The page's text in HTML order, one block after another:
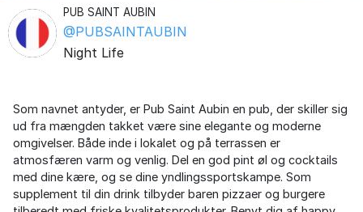
PUB SAINT AUBIN
@PUBSAINTAUBIN
Night Life
Som navnet antyder, er Pub Saint Aubin en pub, der skiller sig
ud fra mængden takket være sine elegante og moderne
omgivelser. Både inde i lokalet og på terrassen er
atmosfæren varm og venlig. Del en god pint øl og cocktails
med dine kære, og se dine yndlingssportskampe. Som
supplement til din drink tilbyder baren pizzaer og burgere